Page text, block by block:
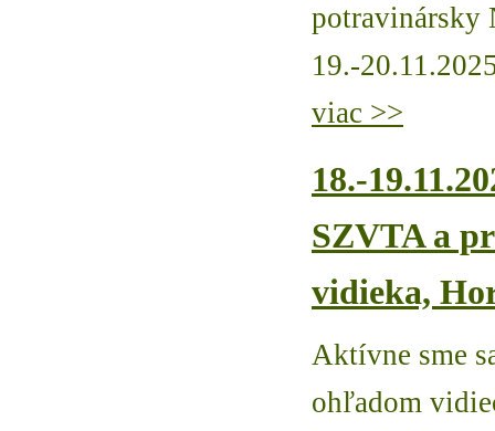
potravinársky
19.-
viac >>
18.-
SZVTA a
vidieka,
Aktívne sme
ohľadom